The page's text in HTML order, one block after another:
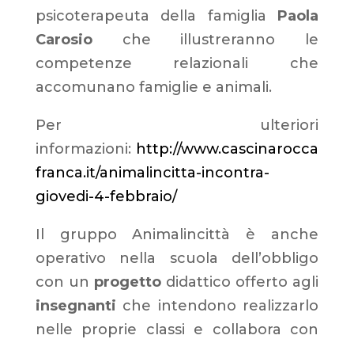
psicoterapeuta della famiglia Paola
Carosioche illustreranno le
competenze relazionali che
accomunano famiglie e animali.
Per ulteriori
informazioni: http://www.cascinarocca
franca.it/animalincitta-incontra-
giovedi-4-febbraio/
Il gruppo Animalincittà è anche
operativo nella scuola dell’obbligo
con un progettodidattico offerto agli
insegnanti che intendono realizzarlo
nelle proprie classi e collabora con